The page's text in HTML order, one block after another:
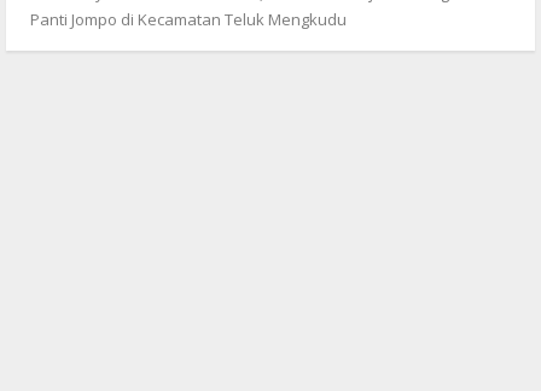
Panti Jompo di Kecamatan Teluk Mengkudu